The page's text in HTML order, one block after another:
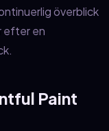
överblick
efter en
Paint